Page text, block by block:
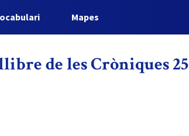
Mapes
de les Cròniques 25